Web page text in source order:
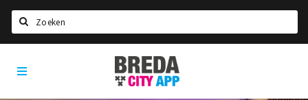
Home
Breda
City
App